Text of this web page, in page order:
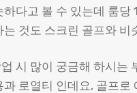
다고 볼 수 있는데 룸당
것도 스크린 골프와 비
시 많이 궁금해 하시는
로열티 인데요, 골프로